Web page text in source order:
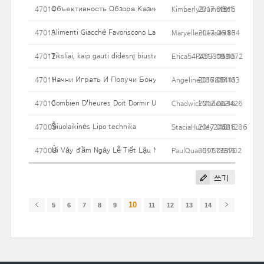
47014Объективность Обзора Казино. KimberlyBrummitt1
2017.06.16
19
47013Alimenti Giacché Favoriscono La Lutto Di PesoMaryellenLease9834
2017.06.16
131
47012Tiksliai, kaip gauti didesnį biustai Saugiai taip pat natūraliai: 3
Erica54P4593198072
2017.06.16
111
47011Начни Играть И Получи Бонус $200 На Первый Депозит
Angeline086884413
2017.06.16
14
47010Combien D'heures Doit Dormir Un Bébé ?ChadwickMadera3426
2017.06.16
22
47009Šiuolaikinės Lipo technika StaciaHunley24481286
2017.06.16
18
47008Ủi Váy đầm Ngày Lễ Tiết Lậu Nổi Niềm Của Bạn Trai
PaulQuan695776702
2017.06.16
33
쓰기
5 6 7 8 9 10 11 12 13 14